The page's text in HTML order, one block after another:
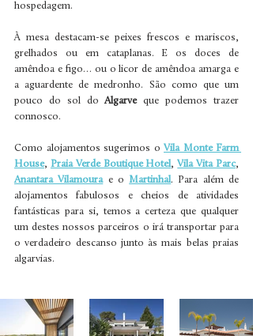
hospedagem.
À mesa destacam-se peixes frescos e mariscos,
grelhados ou em cataplanas. E os doces de
amêndoa e figo… ou o licor de amêndoa amarga e
a aguardente de medronho. São como que um
pouco do sol do Algarve que podemos trazer
connosco.
Como alojamentos sugerimos o Vila Monte Farm
House, Praia Verde Boutique Hotel, Vila Vita Parc
Anantara Vilamoura e o Martinhal. Para além de
alojamentos fabulosos e cheios de atividades
fantásticas para si, temos a certeza que qualquer
um destes nossos parceiros o irá transportar para
o verdadeiro descanso junto às mais belas praias
algarvias.